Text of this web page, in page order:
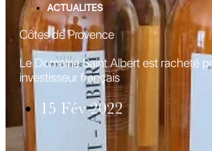
ACTUALITES
Côtes de Provence
Le Domaine Saint Albert est racheté
investisseur français
15 Fév 2022